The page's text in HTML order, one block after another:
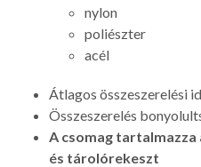
nylon
poliészter
acél
Átlagos összeszerelési
Összeszerelés
A csomag
és tárolórekeszt